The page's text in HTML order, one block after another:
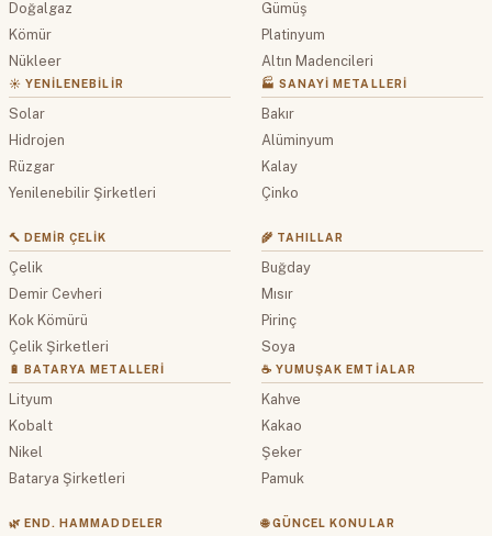
Doğalgaz
Kömür
Nükleer
☀️ YENILENEBILIR
Solar
Hidrojen
Rüzgar
Yenilenebilir Şirketleri
Gümüş
Platinyum
Altın Madencileri
🏭 SANAYI METALLERI
Bakır
Alüminyum
Kalay
Çinko
🔨 DEMIR ÇELIK
Çelik
Demir Cevheri
Kok Kömürü
Çelik Şirketleri
🔋 BATARYA METALLERI
Lityum
Kobalt
Nikel
Batarya Şirketleri
🌾 TAHILLAR
Buğday
Mısır
Pirinç
Soya
☕ YUMUŞAK EMTIALAR
Kahve
Kakao
Şeker
Pamuk
🌿 END. HAMMADDELER 🌐 GÜNCEL KONULAR